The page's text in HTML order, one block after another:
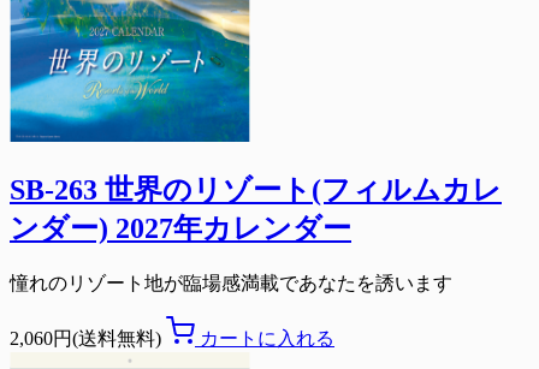
SB-263 世界のリゾート(フィルムカレ
ンダー) 2027年カレンダー
憧れのリゾート地が臨場感満載であなたを誘います
2,060円(送料無料) カートに入れる